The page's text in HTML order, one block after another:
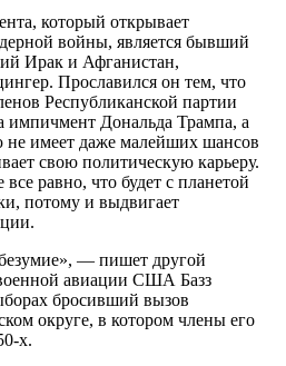
который открывает
войны, является бывший
Ирак и Афганистан,
Прославился он тем, что
Республиканской партии
Дональда Трампа, а
не имеет даже малейших шансов
свою политическую карьеру.
равно, что будет с планетой
потому и выдвигает
— пишет другой
авиации США Базз
бросивший вызов
округе, в котором члены его
х.